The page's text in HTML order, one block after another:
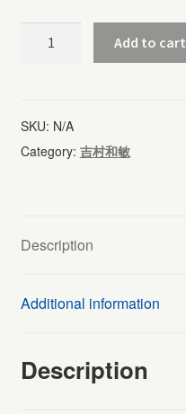
ィ
ニ
ュ
オ
ン
Add to cart
SKU: N/A
Category: 吉村和敏
Description
Additional information
Description